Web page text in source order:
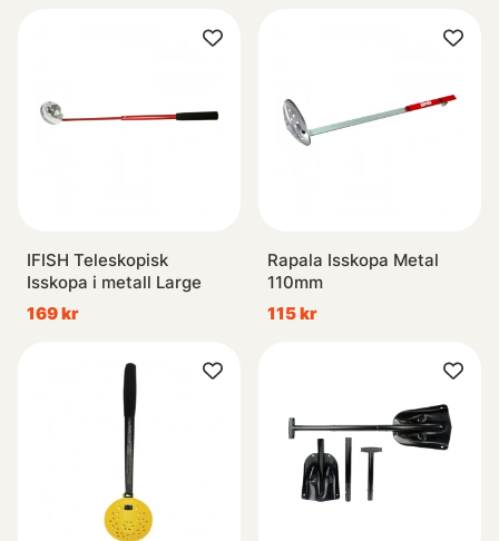
IFISH Teleskopisk
Isskopa i metall Large
169 kr
Rapala Isskopa Metal
110mm
115 kr